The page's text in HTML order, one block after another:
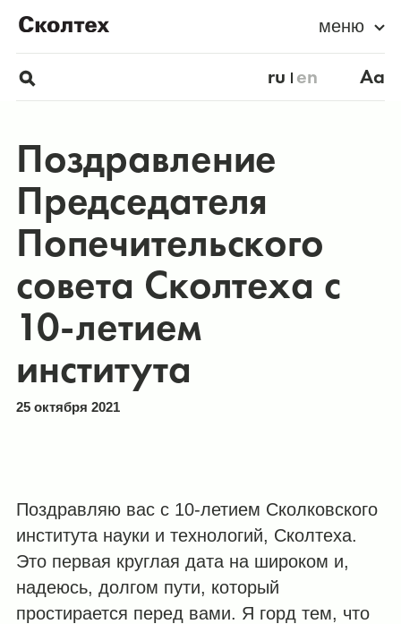
меню
ru en Aa
Поздравление
Председателя
Попечительского
совета Сколтеха с
10-летием
института
25 октября 2021
Поздравляю вас с 10-летием Сколковского
института науки и технологий, Сколтеха.
Это первая круглая дата на широком и,
надеюсь, долгом пути, который
простирается перед вами. Я горд тем, что